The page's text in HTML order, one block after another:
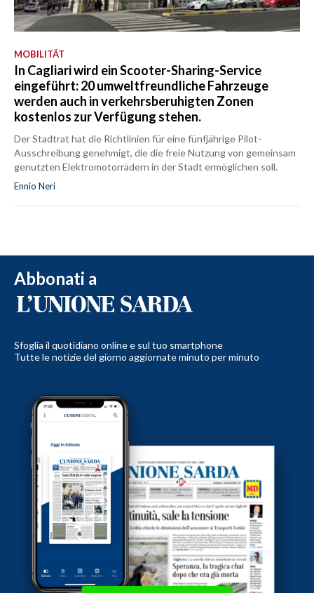
MOBILITÄT
In Cagliari wird ein Scooter-Sharing-Service
eingeführt: 20 umweltfreundliche Fahrzeuge
werden auch in verkehrsberuhigten Zonen
kostenlos zur Verfügung stehen.
Der Stadtrat hat die Richtlinien für eine fünfjährige Pilot-
Ausschreibung genehmigt, die die freie Nutzung von gemeinsam
genutzten Elektromotorrädern in der Stadt ermöglichen soll.
Ennio Neri
Abbonati a
Sfoglia il quotidiano online e sul tuo smartphone
Tutte le notizie del giorno aggiornate minuto per minuto